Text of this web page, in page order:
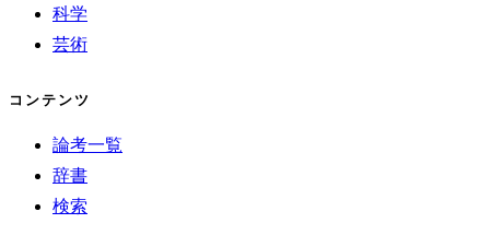
科学
芸術
コンテンツ
論考一覧
辞書
検索